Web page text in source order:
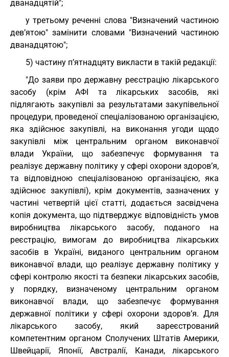
дванадцятій";
у третьому реченні слова "Визначений частиною
дев’ятою" замінити словами "Визначений частиною
дванадцятою";
5) частину п’ятнадцяту викласти в такій редакції:
"До заяви про державну реєстрацію лікарського
засобу (крім АФІ та лікарських засобів, які
підлягають закупівлі за результатами закупівельної
процедури, проведеної спеціалізованою організацією,
яка здійснює закупівлі, на виконання угоди щодо
закупівлі між центральним органом виконавчої
влади України, що забезпечує формування та
реалізує державну політику у сфері охорони здоров’я,
та відповідною спеціалізованою організацією, яка
здійснює закупівлі), крім документів, зазначених у
частині четвертій цієї статті, додається засвідчена
копія документа, що підтверджує відповідність умов
виробництва лікарського засобу, поданого на
реєстрацію, вимогам до виробництва лікарських
засобів в Україні, виданого центральним органом
виконавчої влади, що реалізує державну політику у
сфері контролю якості та безпеки лікарських засобів,
у порядку, визначеному центральним органом
виконавчої влади, що забезпечує формування
державної політики у сфері охорони здоров’я. Для
лікарського засобу, який зареєстрований
компетентним органом Сполучених Штатів Америки,
Швейцарії, Японії, Австралії, Канади, лікарського